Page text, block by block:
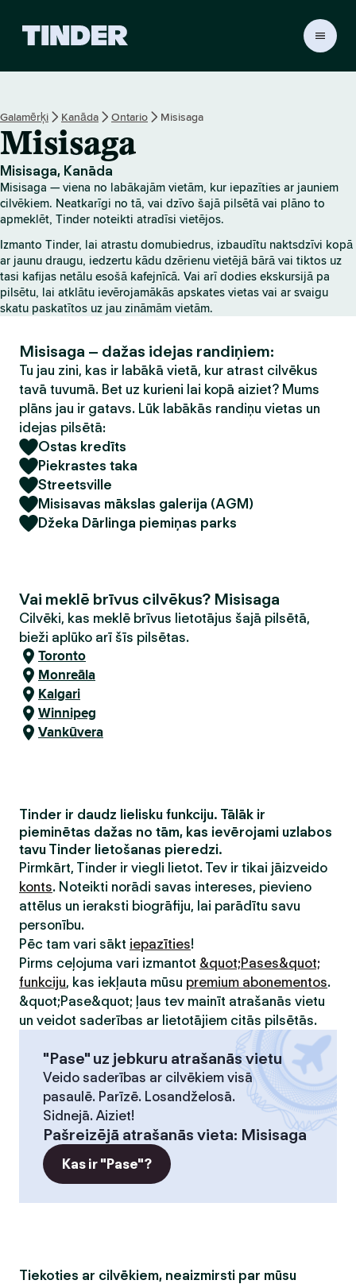
r
ā
u
m
l
p
a
Galamērķi Kanāda Ontario Misisaga
Misisaga
Misisaga, Kanāda
Misisaga — viena no labākajām vietām, kur iepazīties ar jauniem
cilvēkiem. Neatkarīgi no tā, vai dzīvo šajā pilsētā vai plāno to
apmeklēt, Tinder noteikti atradīsi vietējos.
Izmanto Tinder, lai atrastu domubiedrus, izbaudītu naktsdzīvi kopā
ar jaunu draugu, iedzertu kādu dzērienu vietējā bārā vai tiktos uz
tasi kafijas netālu esošā kafejnīcā. Vai arī dodies ekskursijā pa
pilsētu, lai atklātu ievērojamākās apskates vietas vai ar svaigu
skatu paskatītos uz jau zināmām vietām.
Misisaga – dažas idejas randiņiem:
Tu jau zini, kas ir labākā vietā, kur atrast cilvēkus
tavā tuvumā. Bet uz kurieni lai kopā aiziet? Mums
plāns jau ir gatavs. Lūk labākās randiņu vietas un
idejas pilsētā:
Ostas kredīts
Piekrastes taka
Streetsville
Misisavas mākslas galerija (AGM)
Džeka Dārlinga piemiņas parks
Vai meklē brīvus cilvēkus? Misisaga
Cilvēki, kas meklē brīvus lietotājus šajā pilsētā,
bieži aplūko arī šīs pilsētas.
Toronto
Monreāla
Kalgari
Winnipeg
Vankūvera
Tinder ir daudz lielisku funkciju. Tālāk ir
pieminētas dažas no tām, kas ievērojami uzlabos
tavu Tinder lietošanas pieredzi.
Pirmkārt, Tinder ir viegli lietot. Tev ir tikai jāizveido
konts. Noteikti norādi savas intereses, pievieno
attēlus un ieraksti biogrāfiju, lai parādītu savu
personību.
Pēc tam vari sākt iepazīties!
Pirms ceļojuma vari izmantot &quot;Pases&quot;
funkciju, kas iekļauta mūsu premium abonementos.
&quot;Pase&quot; ļaus tev mainīt atrašanās vietu
un veidot saderības ar lietotājiem citās pilsētās.
"Pase" uz jebkuru atrašanās vietu
Veido saderības ar cilvēkiem visā
pasaulē. Parīzē. Losandželosā.
Sidnejā. Aiziet!
Pašreizējā atrašanās vieta: Misisaga
Kas ir "Pase"?
Tiekoties ar cilvēkiem, neaizmirsti par mūsu